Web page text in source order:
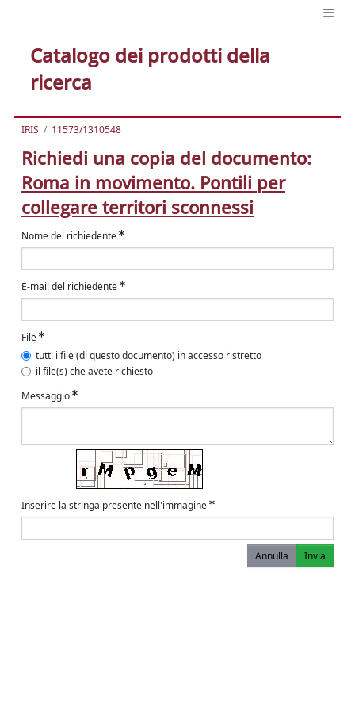
Catalogo dei prodotti della
ricerca
IRIS 11573/1310548
Richiedi una copia del documento:
Roma in movimento. Pontili per
collegare territori sconnessi
Nome del richiedente
E-mail del richiedente
File
tutti i file (di questo documento) in accesso ristretto
il file(s) che avete richiesto
Messaggio
Inserire la stringa presente nell'immagine
Annulla Invia